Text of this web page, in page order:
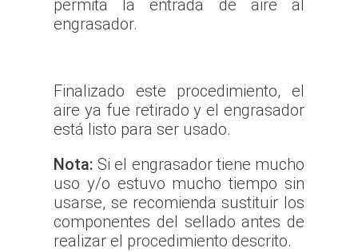
permita la entrada de aire al
engrasador.
Finalizado este procedimiento, el
aire ya fue retirado y el engrasador
está listo para ser usado.
Nota: Si el engrasador tiene mucho
uso y/o estuvo mucho tiempo sin
usarse, se recomienda sustituir los
componentes del sellado antes de
realizar el procedimiento descrito.